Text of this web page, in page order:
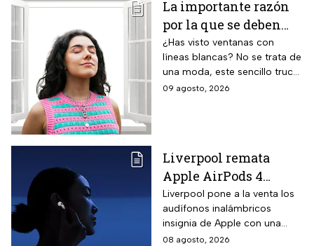
La importante razón
por la que se deben
pintar líneas blancas
en las ventanas
¿Has visto ventanas con
líneas blancas? No se trata de
una moda, este sencillo truco
puede ayudar a salvar vidas,
09 agosto, 2026
Liverpool remata
Apple AirPods 4
inalámbricos con 20%
descuento y hasta 16
MSI
Liverpool pone a la venta los
audífonos inalámbricos
insignia de Apple con una
rebaja considerable y
08 agosto, 2026